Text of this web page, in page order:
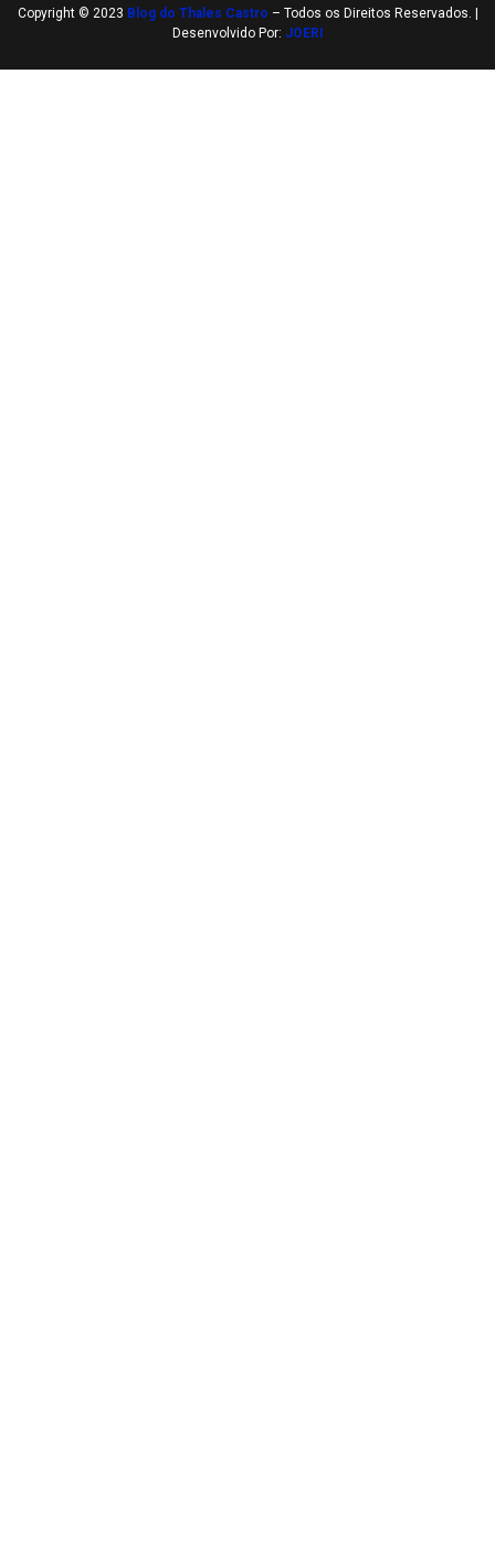
Copyright © 2023 Blog do Thales Castro – Todos os Direitos Reservados. |
Desenvolvido Por: JOERI